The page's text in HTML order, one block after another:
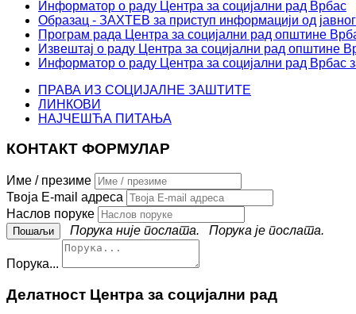
Информатор о раду Центра за социјални рад Врбас
Образац - ЗАХТЕВ за приступ информацији од јавног
Програм рада Центра за социјални рад општине
Извештај о раду Центра за социјални рад општине
Информатор о раду Центра за социјални рад Врбас
ПРАВА ИЗ СОЦИЈАЛНЕ ЗАШТИТЕ
ЛИНКОВИ
НАЈЧЕШЋА ПИТАЊА
КОНТАКТ ФОРМУЛАР
Име / презиме
Твоја E-mail адреса
Наслов поруке
Порука није послата.
Порука је послата.
Порука...
Делатност Центра за социјални рад